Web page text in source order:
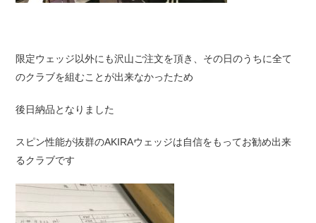
限定ウェッジ以外にも沢山ご注文を頂き、その日のうちに全て
のクラブを組むことが出来なかったため
後日納品となりました
スピン性能が抜群のAKIRAウェッジは自信をもってお勧め出来
るクラブです